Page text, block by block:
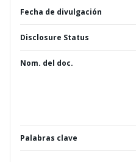
Fecha de divulgación
Disclosure Status
Nom. del doc.
Palabras clave